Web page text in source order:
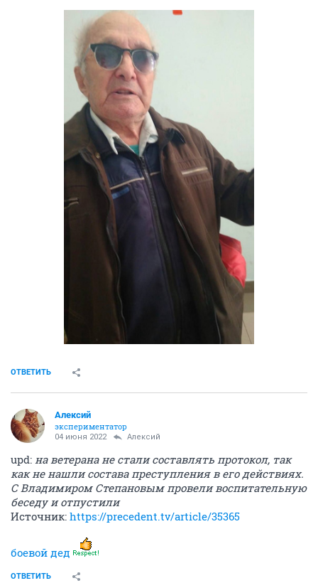
ОТВЕТИТЬ
Алексий
экспериментатор
04 июня 2022 Алексий
upd: на ветерана не стали составлять протокол, так
как не нашли состава преступления в его действиях.
С Владимиром Степановым провели воспитательную
беседу и отпустили
Источник: https://precedent.tv/article/35365
боевой дед
ОТВЕТИТЬ